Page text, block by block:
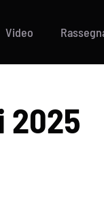
Video
2025